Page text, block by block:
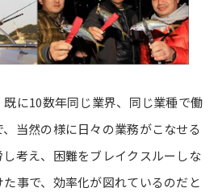
に10数年同じ業界、同じ業種で働
当然の様に日々の業務がこなせる
考え、困難をブレイクスルーしな
事で、効率化が図れているのだと